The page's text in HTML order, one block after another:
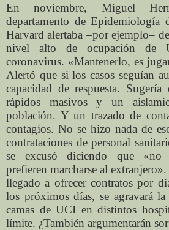
En noviembre, Miguel
departamento de Epidemiología
Harvard alertaba –por ejemplo–
nivel alto de ocupación de
coronavirus. «Mantenerlo, es
Alertó que si los casos seguían
capacidad de respuesta.
rápidos masivos y un
población. Y un trazado de
contagios. No se hizo nada de
contrataciones de personal
se excusó diciendo que «no
prefieren marcharse al
llegado a ofrecer contratos por
los próximos días, se agravará
camas de UCI en distintos
límite. ¿También argumentarán